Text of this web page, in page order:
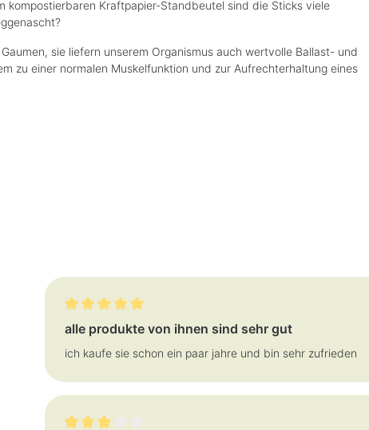
kompostierbaren Kraftpapier-Standbeutel sind die Sticks viele
sie liefern unserem Organismus auch wertvolle Ballast- und
zu einer normalen Muskelfunktion und zur Aufrechterhaltung eines
Bewertung mit 5 von 5 Sternen
alle produkte von ihnen sind sehr gut
ich kaufe sie schon ein paar jahre und bin sehr zufrieden